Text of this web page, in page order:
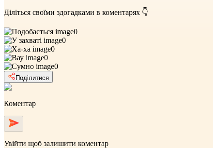
Діліться своїми здогадками в коментарях 👇
0
0
0
0
0
Поділитися
Коментар
Увійти щоб залишити коментар